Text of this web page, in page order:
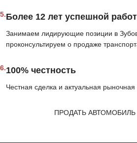
5.Более 12 лет успешной
Занимаем лидирующие позиции в
проконсультируем о продаже
6.100% честность
Честная сделка и актуальная рыночная
ПРОДАТЬ